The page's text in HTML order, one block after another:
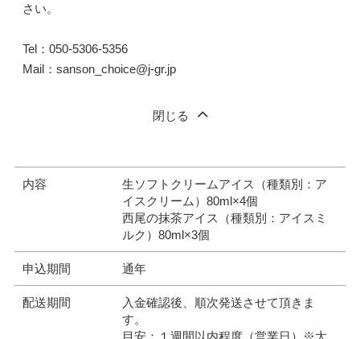
さい。
Tel：050-5306-5356
Mail：sanson_choice@j-gr.jp
閉じる
内容
生ソフトクリームアイス（種類別：ア
イスクリーム）80ml×4個
西尾の抹茶アイス（種類別：アイスミ
ルク）80ml×3個
申込期間 通年
配送期間
入金確認後、順次発送させて頂きま
す。
目安：１週間以内程度（営業日）※大